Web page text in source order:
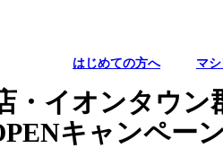
はじめての方へ マ
・イオンタウ
キャンペー